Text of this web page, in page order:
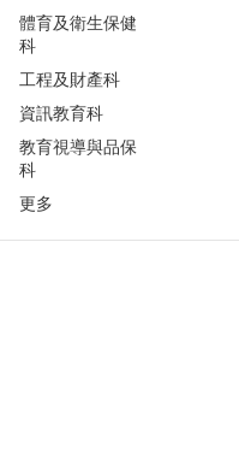
體育及衛生保健
科
工程及財產科
資訊教育科
教育視導與品保
科
更多